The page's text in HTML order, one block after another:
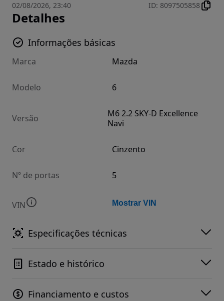
02/08/2026, 23:40 ID: 8097505858
Detalhes
Informações básicas
Marca Mazda
Modelo 6
Versão
M6 2.2 SKY-D Excellence
Navi
Cor Cinzento
Nº de portas 5
VIN Mostrar VIN
Especificações técnicas
Estado e histórico
Financiamento e custos